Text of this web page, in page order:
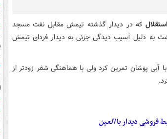
استقلالکه در دیدار گذشته تیمش مقابل نفت مسجد
به دلیل آسیب دیدگی جزئی به دیدار فردای تیمش
آبی پوشان تمرین کرد ولی با هماهنگیشفر زودتر از
فروشی دیدار باالعین